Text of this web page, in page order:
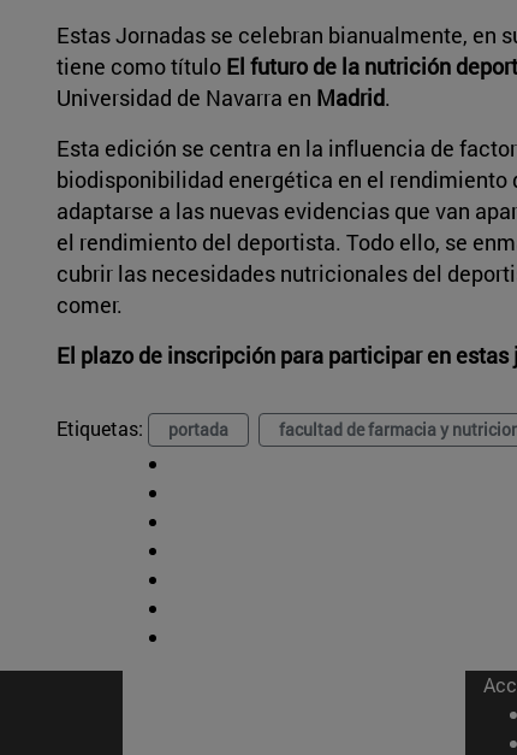
Estas Jornadas se celebran bianualmente, en
tiene como título El futuro de la nutrición
Universidad de Navarra en Madrid.
Esta edición se centra en la influencia de
biodisponibilidad energética en el
adaptarse a las nuevas evidencias que van
el rendimiento del deportista. Todo ello, se
cubrir las necesidades nutricionales del
comer.
El plazo de inscripción para participar en
Etiquetas: portada facultad de farmacia y